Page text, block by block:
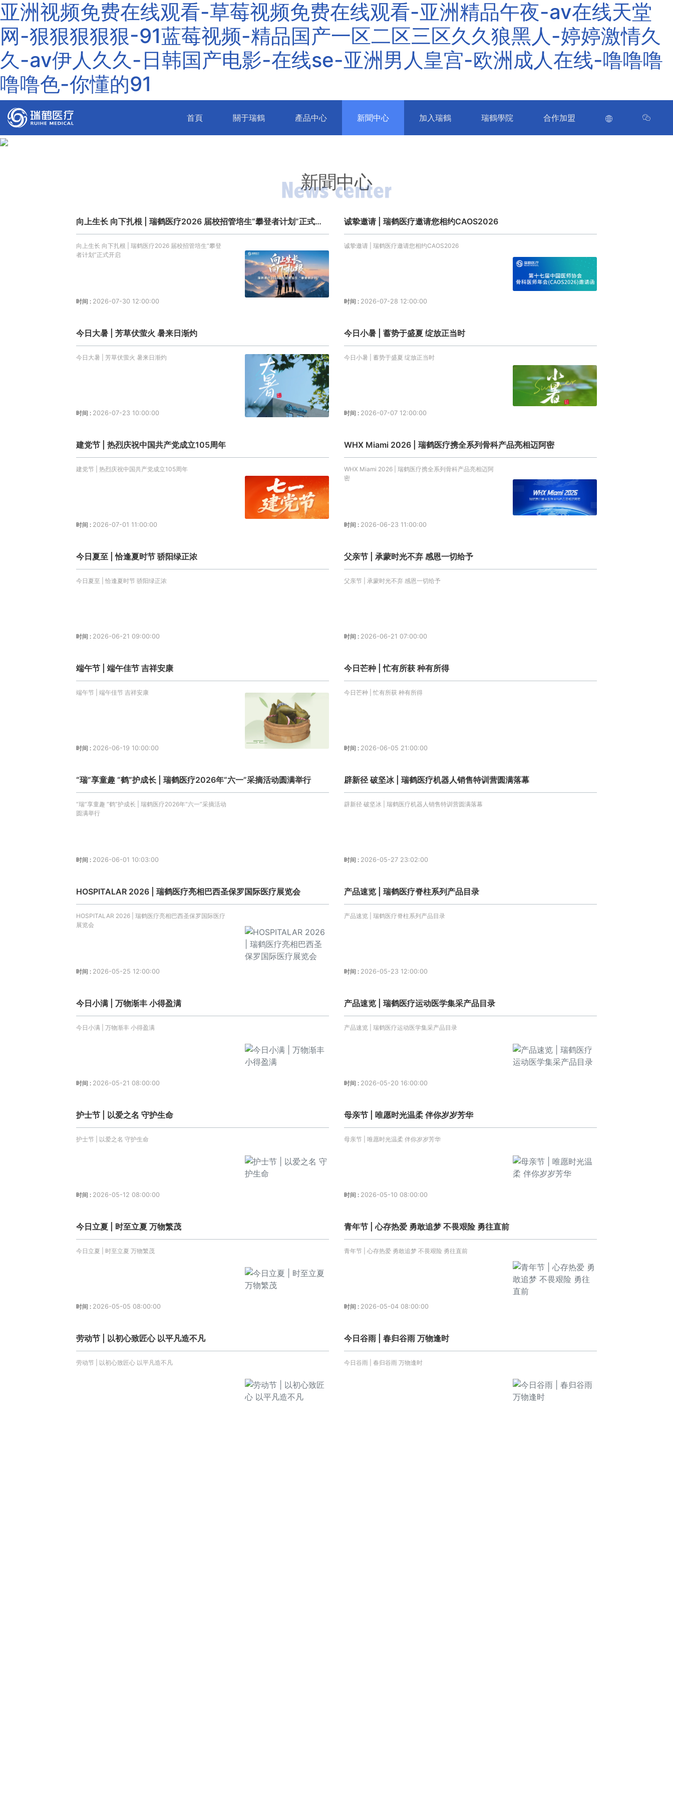
亚洲视频免费在线观看-草莓视频免费在线观看-亚洲精品午夜-av在线天堂
网-狠狠狠狠狠-91蓝莓视频-精品国产一区二区三区久久狼黑人-婷婷激情久
久-av伊人久久-日韩国产电影-在线se-亚洲男人皇宫-欧洲成人在线-噜噜噜
噜噜色-你懂的91
首頁(current)關于瑞鶴 產品中心 新聞中心 加入瑞鶴 瑞鶴學院 合作加盟
新聞中心
向上生长 向下扎根 | 瑞鹤医疗2026 届校招管培生“攀登者计划”正式开
向上生长 向下扎根 | 瑞鹤医疗2026 届校招管培生“攀登
者计划”正式开启
时间 : 2026-07-30 12:00:00
诚挚邀请 | 瑞鹤医疗邀请您相约CAOS2026
诚挚邀请 | 瑞鹤医疗邀请您相约CAOS2026
时间 : 2026-07-28 12:00:00
今日大暑 | 芳草伏萤火 暑来日渐灼
今日大暑 | 芳草伏萤火 暑来日渐灼
时间 : 2026-07-23 10:00:00
今日小暑 | 蓄势于盛夏 绽放正当时
今日小暑 | 蓄势于盛夏 绽放正当时
时间 : 2026-07-07 12:00:00
建党节 | 热烈庆祝中国共产党成立105周年
建党节 | 热烈庆祝中国共产党成立105周年
时间 : 2026-07-01 11:00:00
WHX Miami 2026 | 瑞鹤医疗携全系列骨科产品亮相迈阿密
WHX Miami 2026 | 瑞鹤医疗携全系列骨科产品亮相迈阿
密
时间 : 2026-06-23 11:00:00
今日夏至 | 恰逢夏时节 骄阳绿正浓
今日夏至 | 恰逢夏时节 骄阳绿正浓
时间 : 2026-06-21 09:00:00
父亲节 | 承蒙时光不弃 感恩一切给予
父亲节 | 承蒙时光不弃 感恩一切给予
时间 : 2026-06-21 07:00:00
端午节 | 端午佳节 吉祥安康
端午节 | 端午佳节 吉祥安康
时间 : 2026-06-19 10:00:00
今日芒种 | 忙有所获 种有所得
今日芒种 | 忙有所获 种有所得
时间 : 2026-06-05 21:00:00
“瑞”享童趣 “鹤”护成长 | 瑞鹤医疗2026年“六一”采摘活动圆满举行
“瑞”享童趣 “鹤”护成长 | 瑞鹤医疗2026年“六一”采摘活动
圆满举行
时间 : 2026-06-01 10:03:00
辟新径 破坚冰 | 瑞鹤医疗机器人销售特训营圆满落幕
辟新径 破坚冰 | 瑞鹤医疗机器人销售特训营圆满落幕
时间 : 2026-05-27 23:02:00
HOSPITALAR 2026 | 瑞鹤医疗亮相巴西圣保罗国际医疗展览会
HOSPITALAR 2026 | 瑞鹤医疗亮相巴西圣保罗国际医疗
展览会
时间 : 2026-05-25 12:00:00
产品速览 | 瑞鹤医疗脊柱系列产品目录
产品速览 | 瑞鹤医疗脊柱系列产品目录
时间 : 2026-05-23 12:00:00
今日小满 | 万物渐丰 小得盈满
今日小满 | 万物渐丰 小得盈满
时间 : 2026-05-21 08:00:00
产品速览 | 瑞鹤医疗运动医学集采产品目录
产品速览 | 瑞鹤医疗运动医学集采产品目录
时间 : 2026-05-20 16:00:00
护士节 | 以爱之名 守护生命
护士节 | 以爱之名 守护生命
时间 : 2026-05-12 08:00:00
母亲节 | 唯愿时光温柔 伴你岁岁芳华
母亲节 | 唯愿时光温柔 伴你岁岁芳华
时间 : 2026-05-10 08:00:00
今日立夏 | 时至立夏 万物繁茂
今日立夏 | 时至立夏 万物繁茂
时间 : 2026-05-05 08:00:00
青年节 | 心存热爱 勇敢追梦 不畏艰险 勇往直前
青年节 | 心存热爱 勇敢追梦 不畏艰险 勇往直前
时间 : 2026-05-04 08:00:00
劳动节 | 以初心致匠心 以平凡造不凡
劳动节 | 以初心致匠心 以平凡造不凡
今日谷雨 | 春归谷雨 万物逢时
今日谷雨 | 春归谷雨 万物逢时